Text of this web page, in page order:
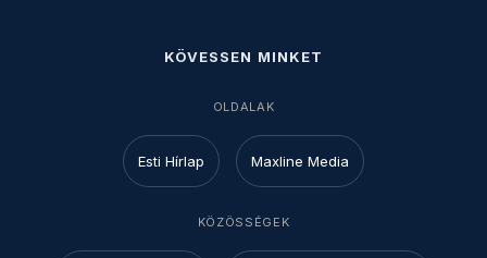
KÖVESSEN MINKET
OLDALAK
Esti Hírlap Maxline Media
KÖZÖSSÉGEK